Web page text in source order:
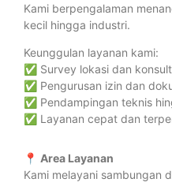
Kami berpengalaman
kecil hingga industri.
Keunggulan layanan kami:
✅ Survey lokasi dan
✅ Pengurusan izin dan
✅ Pendampingan teknis
✅ Layanan cepat dan
📍 Area Layanan
Kami melayani sambungan